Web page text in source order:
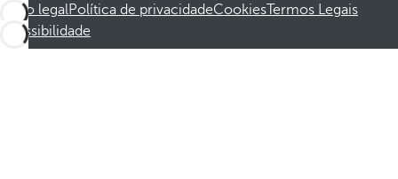
Aviso legalPolítica de privacidadeCookiesTermos Legais
Acessibilidade